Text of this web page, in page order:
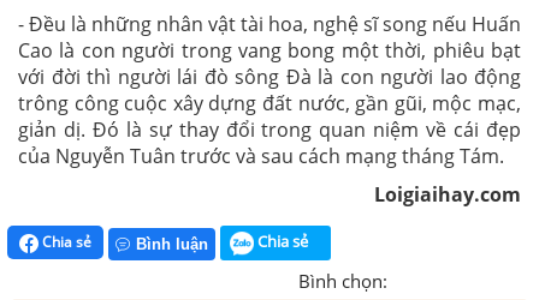
- Đều là những nhân vật tài hoa, nghệ sĩ song nếu Huấn
Cao là con người trong vang bong một thời, phiêu bạt
với đời thì người lái đò sông Đà là con người lao động
trông công cuộc xây dựng đất nước, gần gũi, mộc mạc,
giản dị. Đó là sự thay đổi trong quan niệm về cái đẹp
của Nguyễn Tuân trước và sau cách mạng tháng Tám.
Loigiaihay.com
Chia sẻ Bình luận Chia sẻ
Bình chọn: